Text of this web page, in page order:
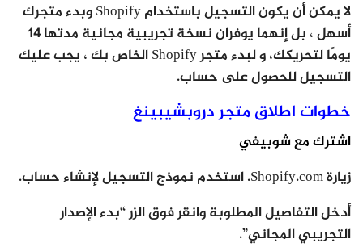
لا يمكن أن يكون التسجيل باستخدام Shopify وبدء متجرك
أسهل ، بل إنهما يوفران نسخة تجريبية مجانية مدتها 14
يومًا لتحريكك، و لبدء متجر Shopify الخاص بك ، يجب عليك
التسجيل للحصول على حساب.
خطوات اطلاق متجر دروبشيبينغ
اشترك مع شوبيفي
زيارة Shopify.com. استخدم نموذج التسجيل لإنشاء حساب.
أدخل التفاصيل المطلوبة وانقر فوق الزر “بدء الإصدار
التجريبي المجاني”.